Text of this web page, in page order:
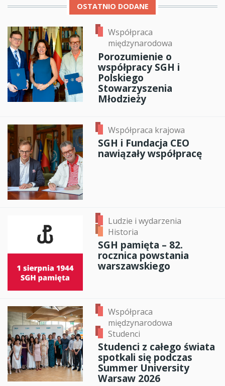
OSTATNIO DODANE
Współpraca
międzynarodowa
Porozumienie o
współpracy SGH i
Polskiego
Stowarzyszenia
Młodzieży
Współpraca krajowa
SGH i Fundacja CEO
nawiązały współpracę
Ludzie i wydarzenia
Historia
SGH pamięta – 82.
rocznica powstania
warszawskiego
Współpraca
międzynarodowa
Studenci
Studenci z całego świata
spotkali się podczas
Summer University
Warsaw 2026